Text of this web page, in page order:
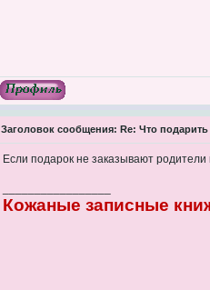
Заголовок сообщения: Re: Что
Если подарок не заказывают родители
Кожаные записные